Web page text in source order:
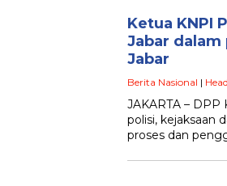
Ketua KNPI
Jabar
Jabar
Berita Nasional |
JAKARTA –
polisi, kejaksaan
proses dan